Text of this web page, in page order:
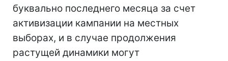
буквально последнего месяца за счет
активизации кампании на местных
выборах, и в случае продолжения
растущей динамики могут